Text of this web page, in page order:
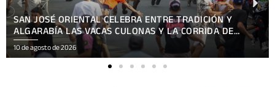
SANTO DOMINGO RETORNA A LAS SIERRITAS ENTRE
ALEGRÍA, FE Y DEVOCIÓN
10 de agosto de 2026